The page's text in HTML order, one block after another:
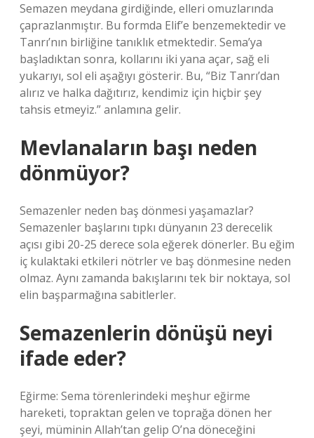
Semazen meydana girdiğinde, elleri omuzlarında
çaprazlanmıştır. Bu formda Elif’e benzemektedir ve
Tanrı’nın birliğine tanıklık etmektedir. Sema’ya
başladıktan sonra, kollarını iki yana açar, sağ eli
yukarıyı, sol eli aşağıyı gösterir. Bu, “Biz Tanrı’dan
alırız ve halka dağıtırız, kendimiz için hiçbir şey
tahsis etmeyiz.” anlamına gelir.
Mevlanaların başı neden
dönmüyor?
Semazenler neden baş dönmesi yaşamazlar?
Semazenler başlarını tıpkı dünyanın 23 derecelik
açısı gibi 20-25 derece sola eğerek dönerler. Bu eğim
iç kulaktaki etkileri nötrler ve baş dönmesine neden
olmaz. Aynı zamanda bakışlarını tek bir noktaya, sol
elin başparmağına sabitlerler.
Semazenlerin dönüşü neyi
ifade eder?
Eğirme: Sema törenlerindeki meşhur eğirme
hareketi, topraktan gelen ve toprağa dönen her
şeyi, müminin Allah’tan gelip O’na döneceğini